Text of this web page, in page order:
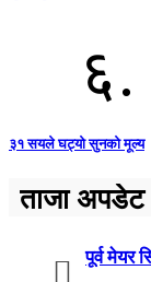
६.
३१ सयले घट्यो सुनको मूल्य
ताजा अपडेट
पूर्व मेयर